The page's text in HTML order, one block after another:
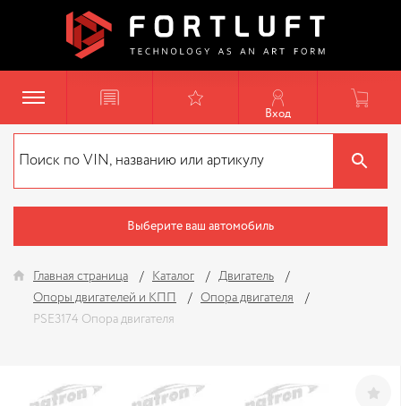
Вход
Выберите ваш автомобиль
Главная страница Каталог
Двигатель
Опоры двигателей и КПП
Опора двигателя
PSE3174 Опора двигателя